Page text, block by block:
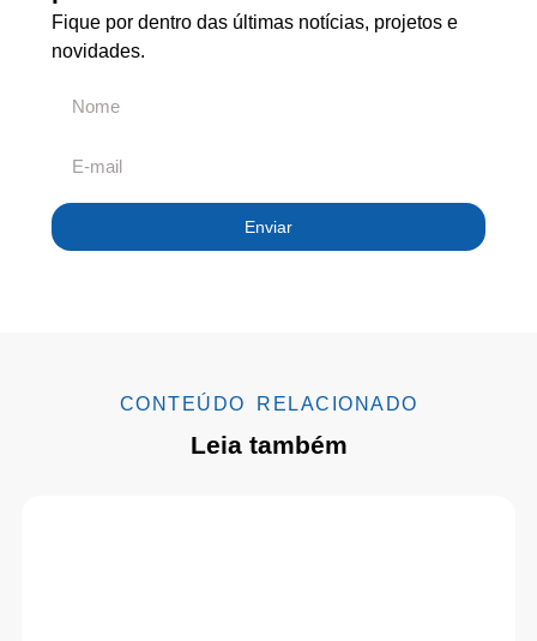
Fique por dentro das últimas notícias, projetos e
novidades.
Enviar
CONTEÚDO RELACIONADO
Leia também